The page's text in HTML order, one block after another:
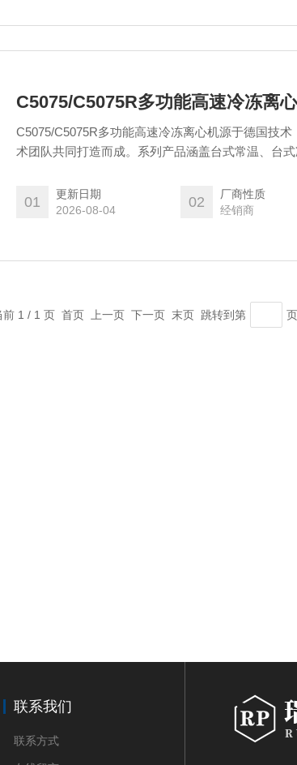
C5075/C5075R多功能高速冷冻离
C5075/C5075R多功能高速冷冻离心机源于德国技
术团队共同打造而成。系列产品涵盖台式常温、台
处覆盖全国31个省市，用户可享受到调试、维护、
01
更新日期
2026-08-04
02
厂商性质
经销商
前 1 / 1 页 首页 上一页 下一页 末页 跳转到第 页
联系我们
联系方式